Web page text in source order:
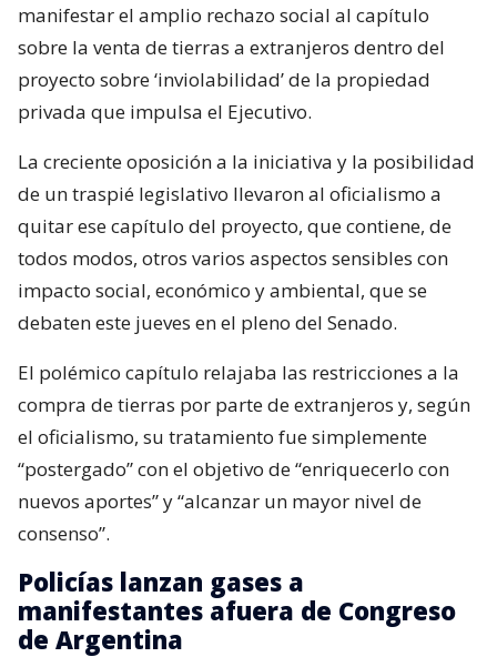
manifestar el amplio rechazo social al capítulo
sobre la venta de tierras a extranjeros dentro del
proyecto sobre ‘inviolabilidad’ de la propiedad
privada que impulsa el Ejecutivo.
La creciente oposición a la iniciativa y la posibilidad
de un traspié legislativo llevaron al oficialismo a
quitar ese capítulo del proyecto, que contiene, de
todos modos, otros varios aspectos sensibles con
impacto social, económico y ambiental, que se
debaten este jueves en el pleno del Senado.
El polémico capítulo relajaba las restricciones a la
compra de tierras por parte de extranjeros y, según
el oficialismo, su tratamiento fue simplemente
“postergado” con el objetivo de “enriquecerlo con
nuevos aportes” y “alcanzar un mayor nivel de
consenso”.
Policías lanzan gases a
manifestantes afuera de Congreso
de Argentina